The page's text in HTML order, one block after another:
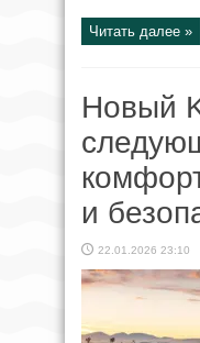
Читать далее »
Новый
и
22.01.2026 23:10